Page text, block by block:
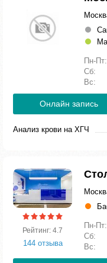
Пн-Пт:
Сб:
Вс:
Онлайн запись
Анализ крови на ХГЧ
Рейтинг: 4.7
144 отзыва
Пн-Пт:
Сб:
Вс: